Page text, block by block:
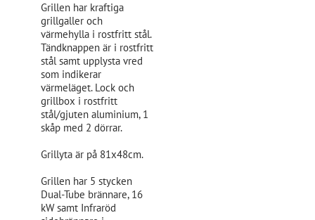
Grillen har kraftiga
grillgaller och
värmehylla i rostfritt stål.
Tändknappen är i rostfritt
stål samt upplysta vred
som indikerar
värmeläget. Lock och
grillbox i rostfritt
stål/gjuten aluminium, 1
skåp med 2 dörrar.
Grillyta är på 81x48cm.
Grillen har 5 stycken
Dual-Tube brännare, 16
kW samt Infraröd